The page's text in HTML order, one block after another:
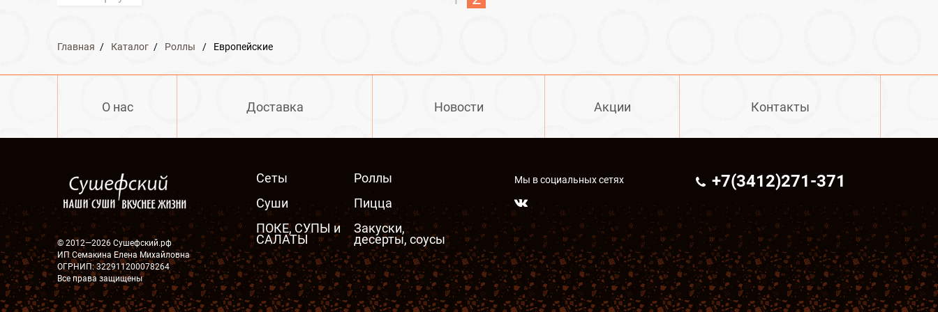
Главная / Каталог / Роллы / Европейские
О нас Доставка Новости Акции Контакты
© 2012—2026 Сушефский.рф
ИП Семакина Елена Михайловна
ОГРНИП: 322911200078264
Все права защищены
Сеты
Роллы
Суши
Пицца
ПОКЕ, СУПЫ и
САЛАТЫ
Закуски,
десерты, соусы
Мы в социальных сетях +7(3412)271-371